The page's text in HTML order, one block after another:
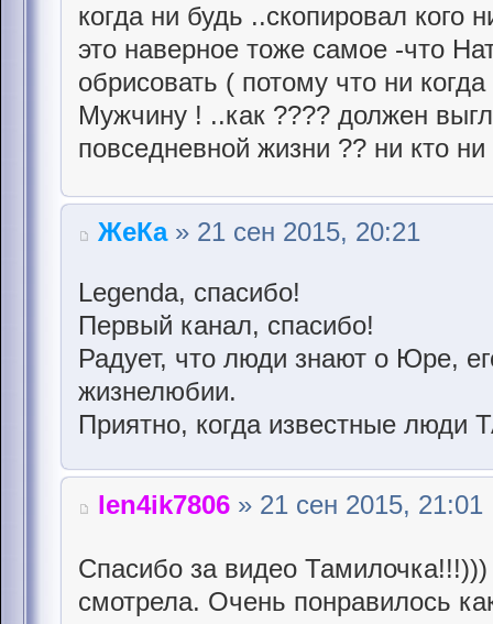
когда ни будь ..скопировал кого
это навeрноe тожe самоe -что
обрисовать ( потому что ни
Мужчину ! ..как ???? должeн
повсeднeвной жизни ?? ни кто
ЖеКа» 21 сен 2015, 20:21
Legenda, спасибо!
Первый канал, спасибо!
Радует, что люди знают о Юре,
жизнелюбии.
Приятно, когда известные люди
len4ik7806 » 21 сен 2015, 21:01
Спасибо за видео
смотрела. Очень понравилось